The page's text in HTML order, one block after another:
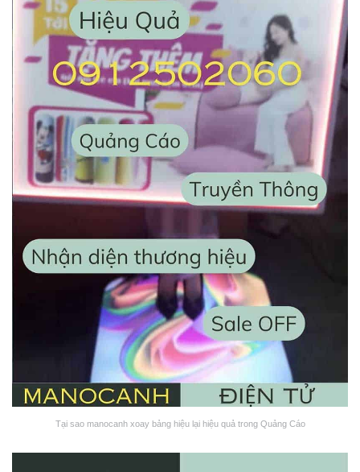
Tại sao manocanh xoay bảng hiệu lại hiệu quả trong Quảng Cáo